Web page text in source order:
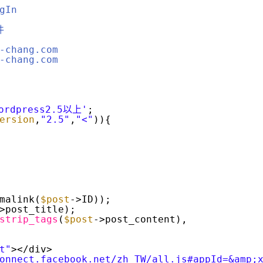
以上' ;
, "2.5" , "<" )){
$post ->ID));
strip_tags ( $post ->post_content),
></div>
zh_TW/